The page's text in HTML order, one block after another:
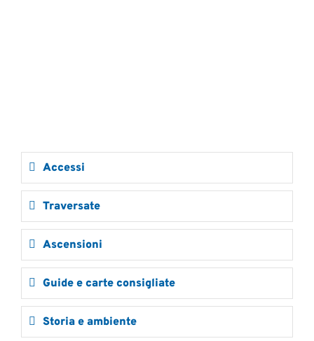
Accessi
Traversate
Ascensioni
Guide e carte consigliate
Storia e ambiente